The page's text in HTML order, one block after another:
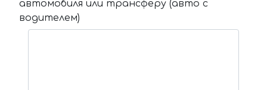
автомобиля или трансферу (авто с
водителем)